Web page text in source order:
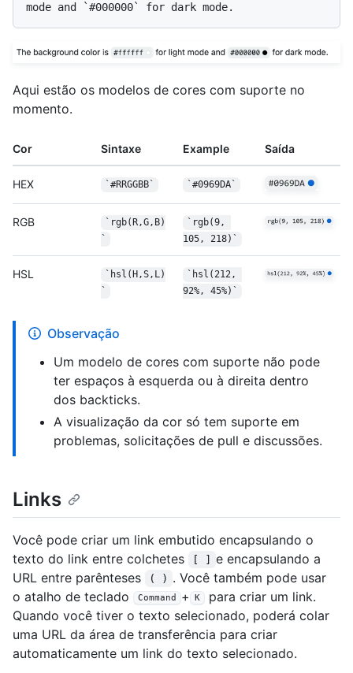
mode and
`#000000`
Aqui estão os modelos de cores com suporte no
momento.
Cor Sintaxe Example Saída
HEX `#RRGGBB` `#0969DA`
RGB
`rgb(R,G,B)
`
`rgb(9,
105, 218)`
HSL
`hsl(H,S,L)
`
`hsl(212,
92%, 45%)`
Observação
Um modelo de cores com suporte não pode
ter espaços à esquerda ou à direita dentro
dos backticks.
A visualização da cor só tem suporte em
problemas, solicitações de pull e discussões.
Links
Você pode criar um link embutido encapsulando o
texto do link entre colchetes
[ ]
e encapsulando a
URL entre parênteses
( ) . Você também pode usar
o atalho de teclado
Command + K
para criar um link.
Quando você tiver o texto selecionado, poderá colar
uma URL da área de transferência para criar
automaticamente um link do texto selecionado.